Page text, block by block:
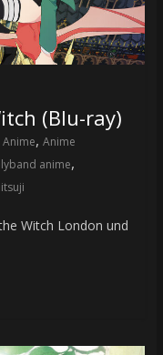
(Blu-ray)
Anime, Anime
anime,
Witch London und